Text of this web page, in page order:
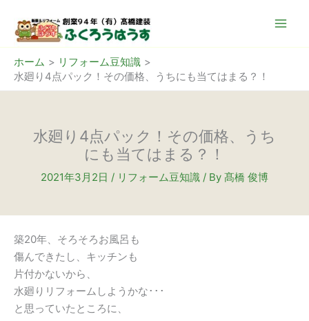
ッ
ホーム
リフォーム豆知識
水廻り4点パック！その価格、うちにも当てはまる？！
水廻り4点パック！その価格、うち
にも当てはまる？！
2021年3月2日 / リフォーム豆知識 / By 髙橋 俊博
築20年、そろそろお風呂も
傷んできたし、キッチンも
片付かないから、
水廻りリフォームしようかな･･･
と思っていたところに、